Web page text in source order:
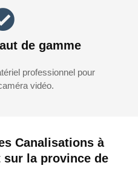
Canalisations à
sur la province de
de gamme
professionnel pour
vidéo.